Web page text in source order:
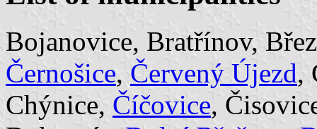
Bojanovice, Bratřínov,
Černošice, Červený Újezd,
Chýnice, Číčovice,